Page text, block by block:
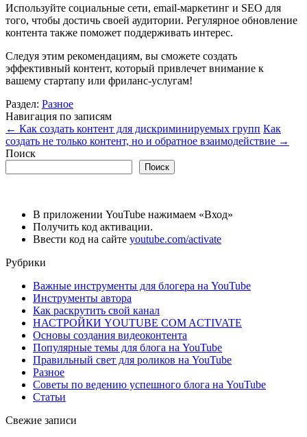
Используйте социальные сети, email-маркетинг и SEO для
того, чтобы достичь своей аудитории. Регулярное обновление
контента также поможет поддерживать интерес.
Следуя этим рекомендациям, вы сможете создать
эффективный контент, который привлечет внимание к
вашему стартапу или фриланс-услугам!
Раздел: Разное
Навигация по записям
← Как создать контент для дискриминируемых групп Как
создать не только контент, но и обратное взаимодействие →
Поиск
Поиск
В приложении YouTube нажимаем «Вход»
Получить код активации.
Ввести код на сайте youtube.com/activate
Рубрики
Важные инструменты для блогера на YouTube
Инструменты автора
Как раскрутить свой канал
НАСТРОЙКИ YOUTUBE COM ACTIVATE
Основы создания видеоконтента
Популярные темы для блога на YouTube
Правильный свет для роликов на YouTube
Разное
Советы по ведению успешного блога на YouTube
Статьи
Свежие записи